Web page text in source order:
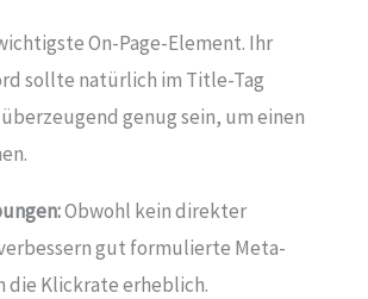
On-Page-Element. Ihr
sollte natürlich im Title-Tag
genug sein, um einen
Obwohl kein direkter
gut formulierte Meta-
die Klickrate erheblich.